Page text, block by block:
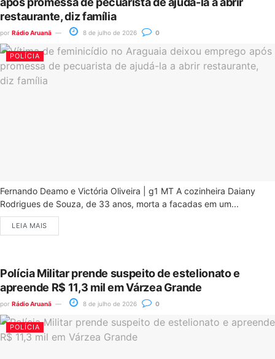
restaurante, diz família
por Rádio Aruanã 8 de julho de 2026 0
POLÍCIA
Fernando Deamo e Victória Oliveira | g1 MT A cozinheira Daiany
Rodrigues de Souza, de 33 anos, morta a facadas em um...
LEIA MAIS
Polícia Militar prende suspeito de estelionato e
apreende R$ 11,3 mil em Várzea Grande
por Rádio Aruanã 8 de julho de 2026 0
POLÍCIA